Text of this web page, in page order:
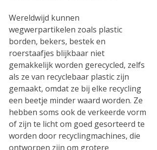
Wereldwijd kunnen
wegwerpartikelen zoals plastic
borden, bekers, bestek en
roerstaafjes blijkbaar niet
gemakkelijk worden gerecycled, zelfs
als ze van recyclebaar plastic zijn
gemaakt, omdat ze bij elke recycling
een beetje minder waard worden. Ze
hebben soms ook de verkeerde vorm
of zijn te licht om goed gesorteerd te
worden door recyclingmachines, die
ontworpen zijn om grotere